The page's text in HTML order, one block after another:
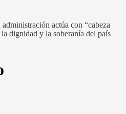
actúa con “cabeza
dignidad y la soberanía del país